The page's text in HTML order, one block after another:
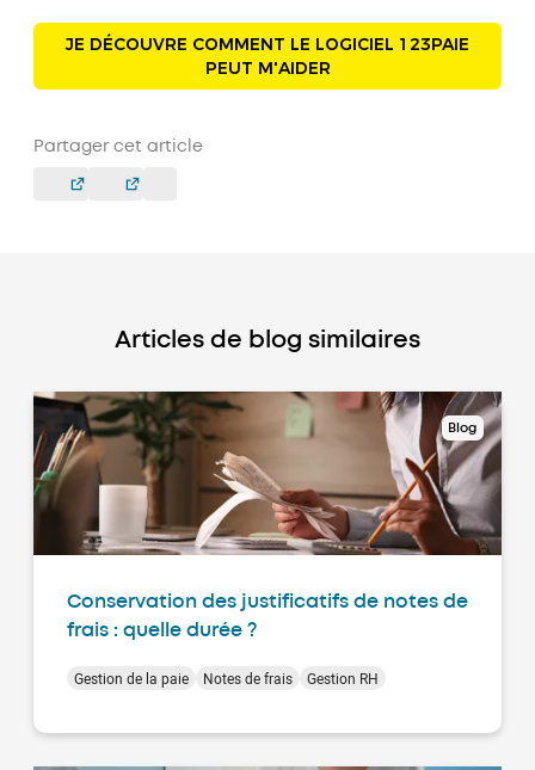
JE DÉCOUVRE COMMENT LE LOGICIEL 123PAIE
PEUT M'AIDER
Partager cet article
Articles de blog similaires
Blog
Conservation des justificatifs de notes de
frais : quelle durée ?
Gestion de la paie Notes de frais Gestion RH